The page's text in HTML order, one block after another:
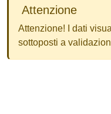
Attenzione
Attenzione! I dati
sottoposti a